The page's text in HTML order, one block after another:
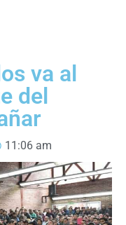
va al
del
11:06 am